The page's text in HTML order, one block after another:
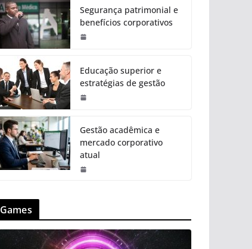
Segurança patrimonial e
benefícios corporativos
Educação superior e
estratégias de gestão
Gestão acadêmica e
mercado corporativo
atual
Games